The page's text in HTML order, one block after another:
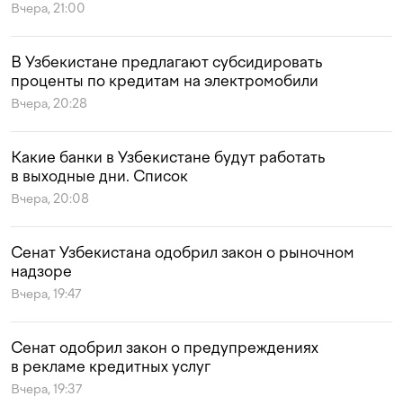
Вчера, 21:00
В Узбекистане предлагают субсидировать
проценты по кредитам на электромобили
Вчера, 20:28
Какие банки в Узбекистане будут работать
в выходные дни. Список
Вчера, 20:08
Сенат Узбекистана одобрил закон о рыночном
надзоре
Вчера, 19:47
Сенат одобрил закон о предупреждениях
в рекламе кредитных услуг
Вчера, 19:37